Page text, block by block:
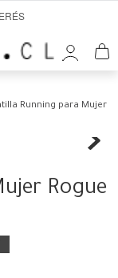
Running para Mujer
Rogue